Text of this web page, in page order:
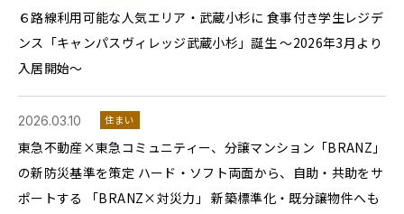
６路線利用可能な人気エリア・武蔵小杉に 食事付き学生レジデ
ンス「キャンパスヴィレッジ武蔵小杉」誕生 ～2026年3月より
入居開始～
2026.03.10 住まい
東急不動産×東急コミュニティー、分譲マンション「BRANZ」
の新防災基準を策定 ハード・ソフト両面から、自助・共助をサ
ポートする 「BRANZ×対災力」 新築標準化・既分譲物件へも